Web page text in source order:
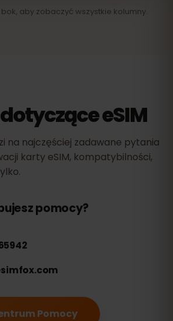
aby zobaczyć wszystkie kolumny.
eSIM
na najczęściej zadawane pytania
karty eSIM, kompatybilności,
pomocy?
Pomocy